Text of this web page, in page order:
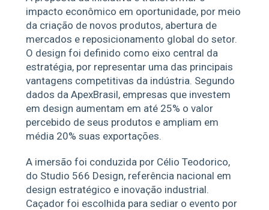
impacto econômico em oportunidade, por meio
da criação de novos produtos, abertura de
mercados e reposicionamento global do setor.
O design foi definido como eixo central da
estratégia, por representar uma das principais
vantagens competitivas da indústria. Segundo
dados da ApexBrasil, empresas que investem
em design aumentam em até 25% o valor
percebido de seus produtos e ampliam em
média 20% suas exportações.
A imersão foi conduzida por Célio Teodorico,
do Studio 566 Design, referência nacional em
design estratégico e inovação industrial.
Caçador foi escolhida para sediar o evento por